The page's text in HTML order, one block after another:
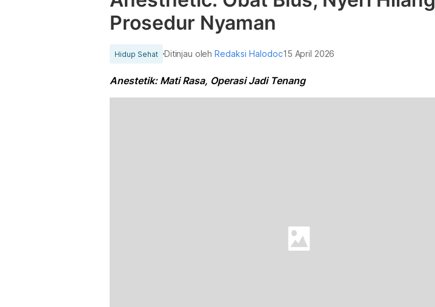
Prosedur Nyaman
Hidup Sehat Ditinjau olehRedaksi Halodoc15 April 2026
Anestetik: Mati Rasa, Operasi Jadi Tenang